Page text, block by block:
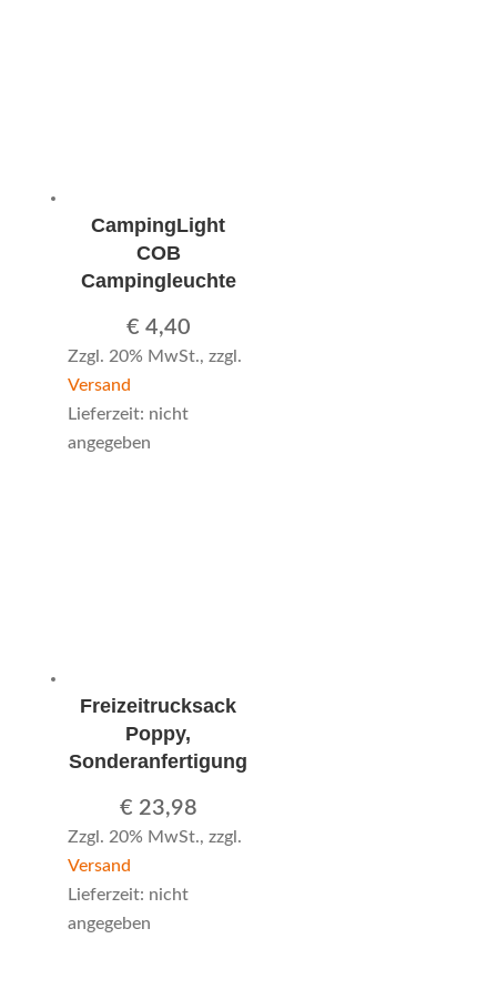
CampingLight
COB
Campingleuchte
€ 4,40
Zzgl. 20% MwSt., zzgl.
Versand
Lieferzeit: nicht
angegeben
Freizeitrucksack
Poppy,
Sonderanfertigung
€ 23,98
Zzgl. 20% MwSt., zzgl.
Versand
Lieferzeit: nicht
angegeben